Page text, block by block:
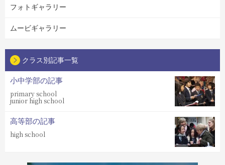
フォトギャラリー
ムービギャラリー
クラス別記事一覧
小中学部の記事
primary school
junior high school
高等部の記事
high school